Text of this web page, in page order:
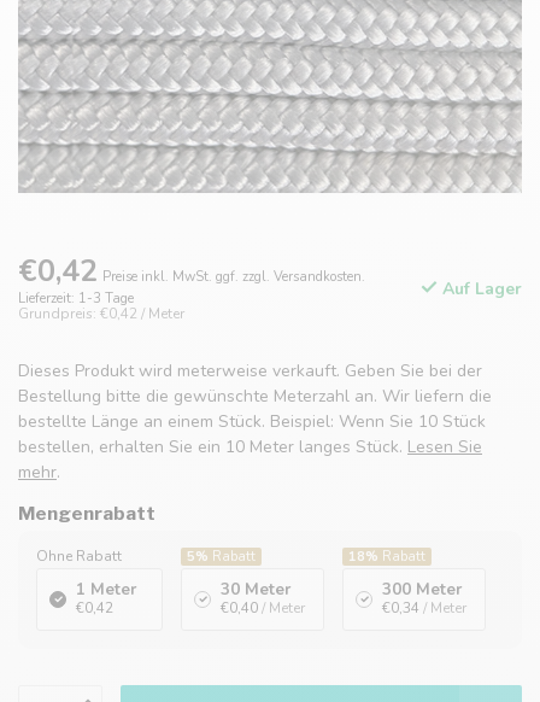
€0,42 Preise inkl. MwSt. ggf. zzgl. Versandkosten.
Lieferzeit: 1-3 Tage
Grundpreis: €0,42 / Meter
Auf Lager
Dieses Produkt wird meterweise verkauft. Geben Sie bei der
Bestellung bitte die gewünschte Meterzahl an. Wir liefern die
bestellte Länge an einem Stück. Beispiel: Wenn Sie 10 Stück
bestellen, erhalten Sie ein 10 Meter langes Stück. Lesen Sie
mehr.
Mengenrabatt
Ohne Rabatt
1 Meter
€0,42
5% Rabatt
30 Meter
€0,40/ Meter
18% Rabatt
300 Meter
€0,34 / Meter